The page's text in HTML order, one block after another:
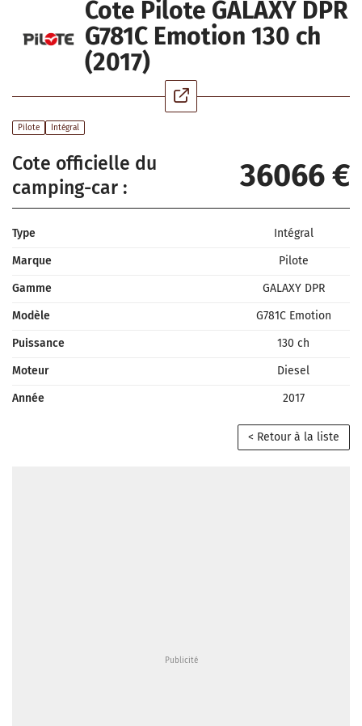
Cote Pilote GALAXY DPR
G781C Emotion 130 ch
(2017)
Pilote Intégral
Cote officielle du
camping-car :
36066 €
Type
Intégral
Marque
Pilote
Gamme
GALAXY DPR
Modèle
G781C Emotion
Puissance
130 ch
Moteur
Diesel
Année
2017
< Retour à la liste